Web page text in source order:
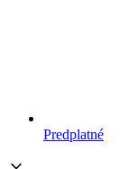
Predplatné